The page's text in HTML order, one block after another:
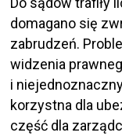
domagano się
zabrudzeń.
widzenia
i
korzystna dla
część dla